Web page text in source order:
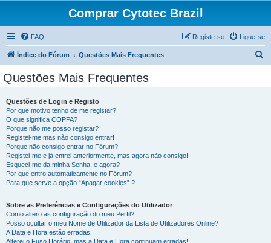
Comprar Cytotec Brazil
FAQ Ligue-se
Registe-se
Índice do Fórum Questões Mais Frequentes
Questões Mais Frequentes
Questões de Login e Registo
Por que motivo tenho de me registar?
O que significa COPPA?
Porque não me posso registar?
Registei-me mas não consigo entrar!
Porque não consigo entrar no Fórum?
Registei-me e já entrei anteriormente, mas agora não consigo!
Esqueci-me da minha Senha, e agora?
Por que entro automaticamente no Fórum?
Para que serve a opção “Apagar cookies” ?
Sobre as Preferências e Configurações do Utilizador
Como altero as configuração do meu Perfil?
Posso ocultar o meu Nome de Utilizador da Lista de Utilizadores Online?
A Data e Hora estão erradas!
Alterei o Fuso Horário, mas a Data e Hora continuam erradas!,